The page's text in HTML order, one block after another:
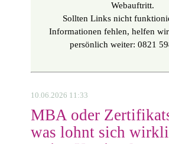
Webauftritt.
Sollten Links nicht
Informationen fehlen, helfen
persönlich weiter: 0821
10.06.2026 11:33
MBA oder
was lohnt sich